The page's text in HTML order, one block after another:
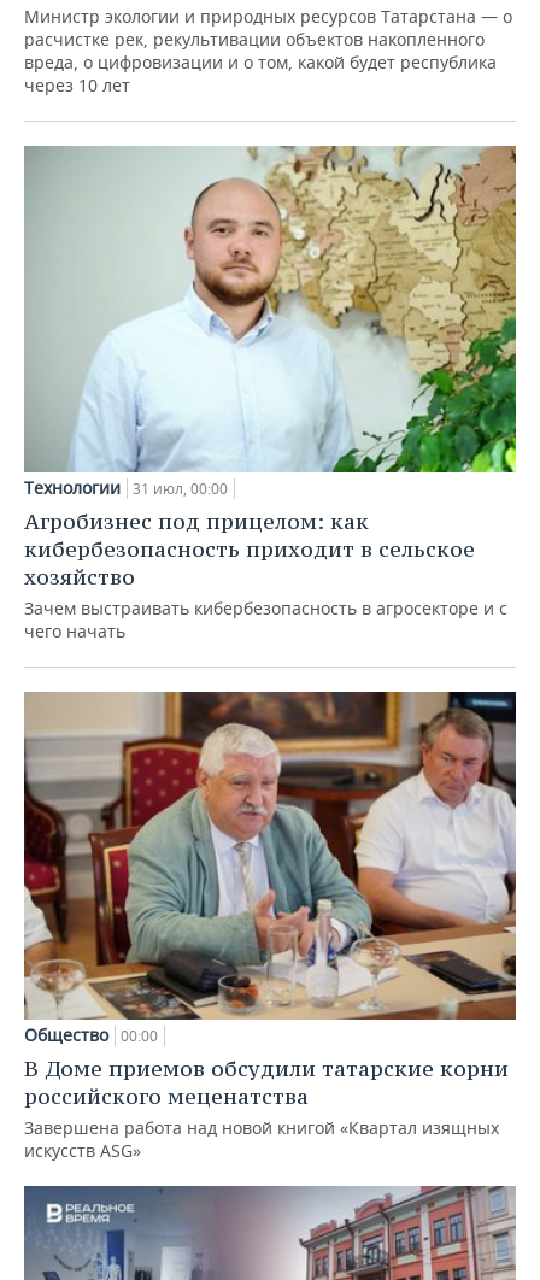
Министр экологии и природных ресурсов Татарстана — о
расчистке рек, рекультивации объектов накопленного
вреда, о цифровизации и о том, какой будет республика
через 10 лет
Технологии 31 июл, 00:00
Агробизнес под прицелом: как
кибербезопасность приходит в сельское
хозяйство
Зачем выстраивать кибербезопасность в агросекторе и с
чего начать
Общество 00:00
В Доме приемов обсудили татарские корни
российского меценатства
Завершена работа над новой книгой «Квартал изящных
искусств ASG»